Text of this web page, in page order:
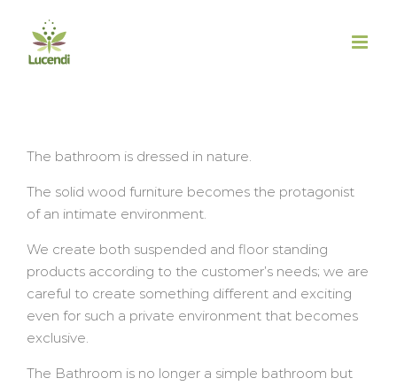
contenuto
The bathroom is dressed in nature.
The solid wood furniture becomes the protagonist
of an intimate environment.
We create both suspended and floor standing
products according to the customer’s needs; we are
careful to create something different and exciting
even for such a private environment that becomes
exclusive.
The Bathroom is no longer a simple bathroom but